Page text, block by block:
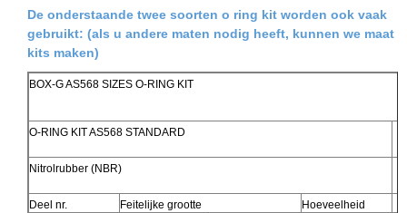
De onderstaande twee soorten o ring kit worden ook vaak
gebruikt: (als u andere maten nodig heeft, kunnen we maat
kits maken)
BOX-G AS568 SIZES O-RING KIT
O-RING KIT AS568 STANDARD
Nitrolrubber (NBR)
Deel nr. Feitelijke grootte
Hoeveelheid